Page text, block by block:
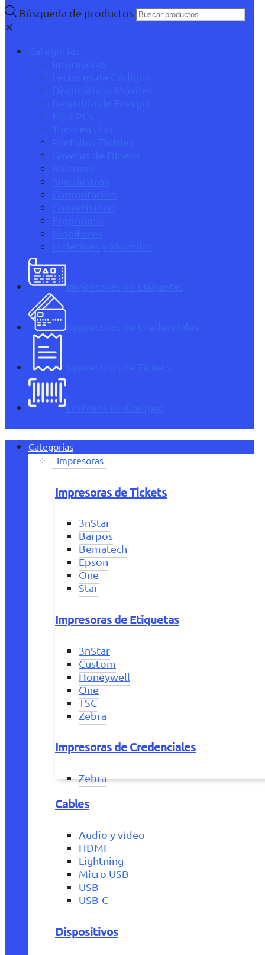
Búsqueda de productos
✕
Categorías
Impresoras
Lectores de Códigos
Dispositivos Móviles
Respaldo de Energía
Mini PCs
Todo en Uno
Pantallas Táctiles
Gavetas de Dinero
Balanzas
Suministros
Computación
Conectividad
Ergonomía
Monitores
Maletines y Mochilas
Impresoras de Etiquetas
Impresoras de Credenciales
Impresoras de Tickets
Lectores de Códigos
Categorías
Impresoras
Impresoras de Tickets
3nStar
Barpos
Bematech
Epson
One
Star
Impresoras de Etiquetas
3nStar
Custom
Honeywell
One
TSC
Zebra
Impresoras de Credenciales
Zebra
Cables
Audio y vídeo
HDMI
Lightning
Micro USB
USB
USB-C
Dispositivos